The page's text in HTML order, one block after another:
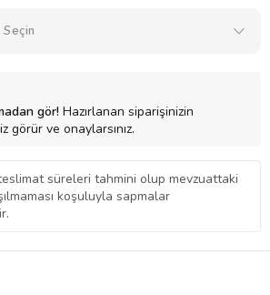
gör! Hazırlanan siparişinizin
görür ve onaylarsınız.
süreleri tahmini olup mevzuattaki
koşuluyla sapmalar